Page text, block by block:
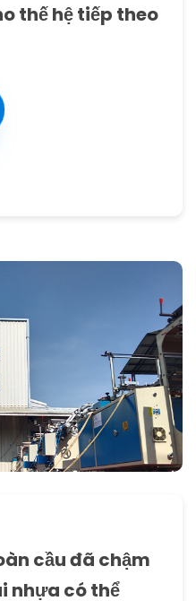
thế hệ tiếp theo
cầu đã chậm
nhựa có thể